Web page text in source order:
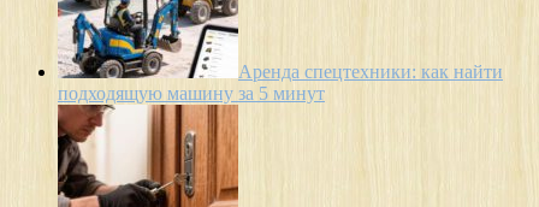
Аренда спецтехники: как найти
подходящую машину за 5 минут